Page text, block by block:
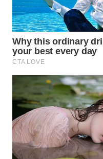
TENGAH
WN DELI
SERDANG
WN
TEBING
TINGGI
WN
PAKPAK